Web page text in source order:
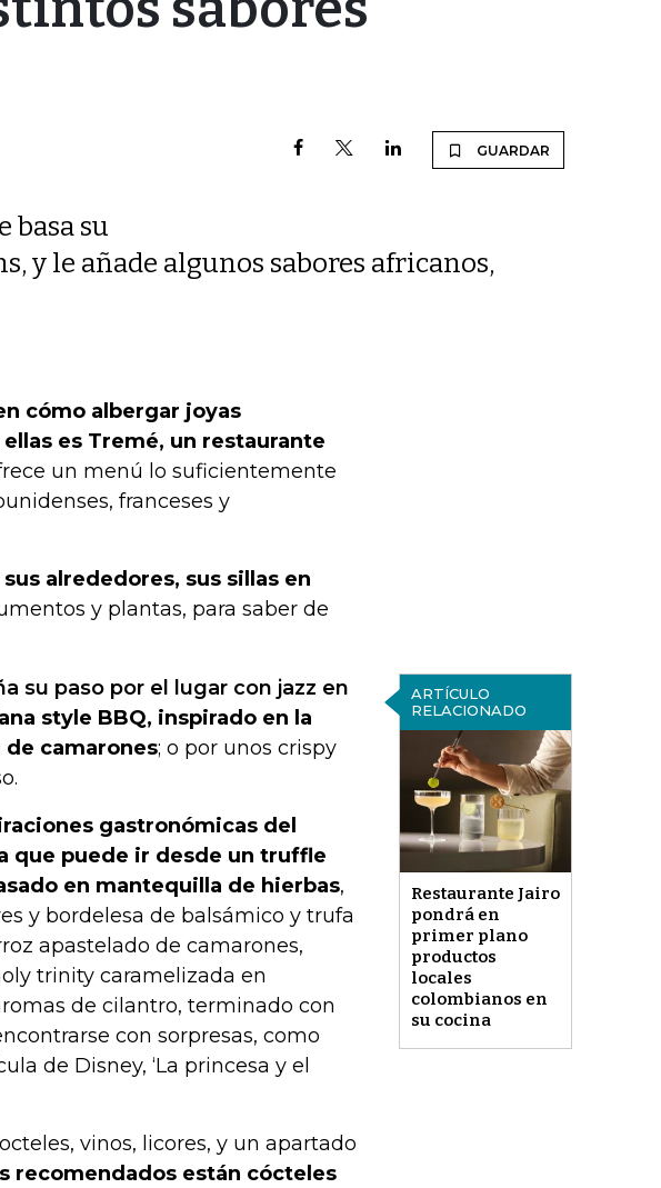
GUARDAR
basa su
y le añade algunos sabores africanos,
cómo albergar joyas
es Tremé, un restaurante
un menú lo suficientemente
franceses y
alrededores, sus sillas en
y plantas, para saber de
ARTÍCULO
RELACIONADO
Restaurante Jairo
pondrá en
primer plano
productos
locales
colombianos en
su cocina
su paso por el lugar con jazz en
style BBQ, inspirado en la
de camarones; o por unos crispy
gastronómicas del
que puede ir desde un truffle
en mantequilla de hierbas,
y bordelesa de balsámico y trufa
apastelado de camarones,
trinity caramelizada en
de cilantro, terminado con
con sorpresas, como
de Disney, ‘La princesa y el
vinos, licores, y un apartado
recomendados están cócteles